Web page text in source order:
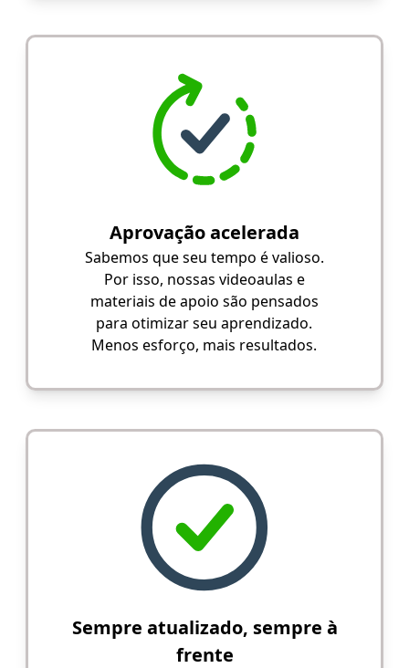
Aprovação acelerada
Sabemos que seu tempo é valioso.
Por isso, nossas videoaulas e
materiais de apoio são pensados
para otimizar seu aprendizado.
Menos esforço, mais resultados.
Sempre atualizado, sempre à
frente